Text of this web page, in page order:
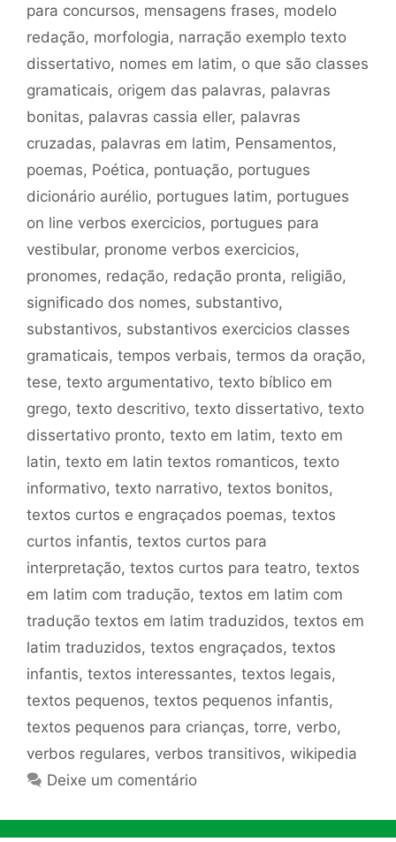
para concursos, mensagens frases, modelo
redação, morfologia, narração exemplo texto
dissertativo, nomes em latim, o que são classes
gramaticais, origem das palavras, palavras
bonitas, palavras cassia eller, palavras
cruzadas, palavras em latim, Pensamentos,
poemas, Poética, pontuação, portugues
dicionário aurélio, portugues latim, portugues
on line verbos exercicios, portugues para
vestibular, pronome verbos exercicios,
pronomes, redação, redação pronta, religião,
significado dos nomes, substantivo,
substantivos, substantivos exercicios classes
gramaticais, tempos verbais, termos da oração,
tese, texto argumentativo, texto bíblico em
grego, texto descritivo, texto dissertativo, texto
dissertativo pronto, texto em latim, texto em
latin, texto em latin textos romanticos, texto
informativo, texto narrativo, textos bonitos,
textos curtos e engraçados poemas, textos
curtos infantis, textos curtos para
interpretação, textos curtos para teatro, textos
em latim com tradução, textos em latim com
tradução textos em latim traduzidos, textos em
latim traduzidos, textos engraçados, textos
infantis, textos interessantes, textos legais,
textos pequenos, textos pequenos infantis,
textos pequenos para crianças, torre, verbo,
verbos regulares, verbos transitivos, wikipedia
Deixe um comentário